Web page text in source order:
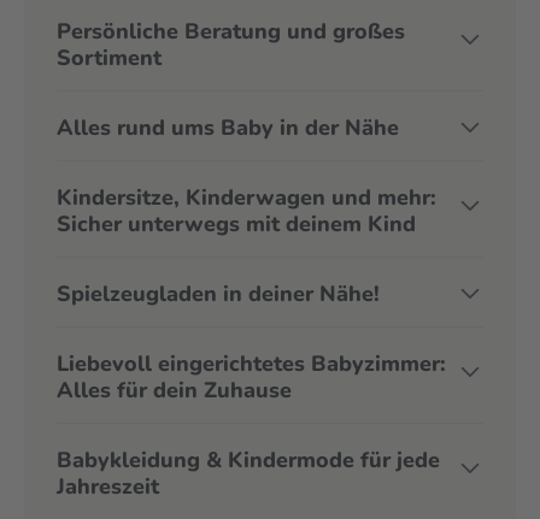
Persönliche Beratung und großes
Sortiment
Alles rund ums Baby in der Nähe
Kindersitze, Kinderwagen und mehr:
Sicher unterwegs mit deinem Kind
Spielzeugladen in deiner Nähe!
Liebevoll eingerichtetes Babyzimmer:
Alles für dein Zuhause
Babykleidung & Kindermode für jede
Jahreszeit